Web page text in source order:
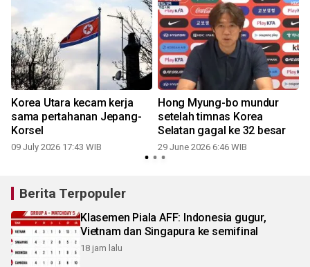
Korea Utara kecam kerja
sama pertahanan Jepang-
Korsel
09 July 2026 17:43 WIB
Hong Myung-bo mundur
setelah timnas Korea
Selatan gagal ke 32 besar
29 June 2026 6:46 WIB
Berita Terpopuler
Klasemen Piala AFF: Indonesia gugur,
Vietnam dan Singapura ke semifinal
18 jam lalu